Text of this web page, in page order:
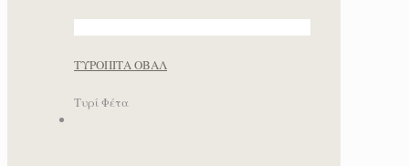
ΤΥΡΟΠΙΤΑ ΟΒΑΛ
Τυρί Φέτα